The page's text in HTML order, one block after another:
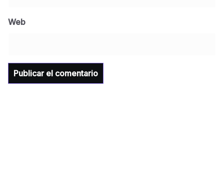
Web
para la Universidad y para el municipio